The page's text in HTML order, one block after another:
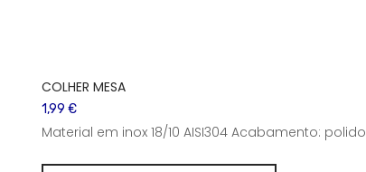
COLHER MESA
1,99 €
Material em inox 18/10 AISI304 Acabamento: polido